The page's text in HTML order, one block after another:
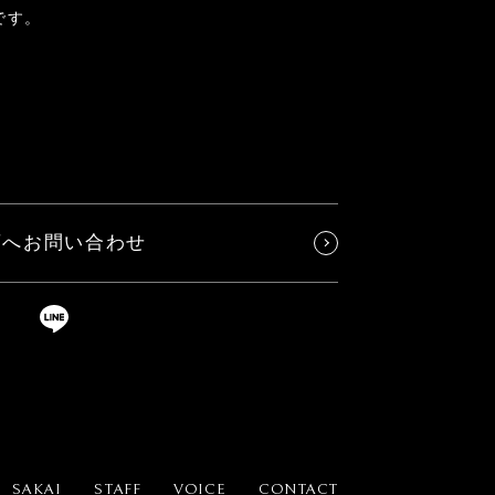
。
お問い合わせ
SAKAI STAFF VOICE CONTACT